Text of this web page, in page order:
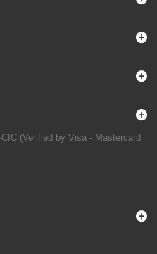
(Verified by Visa - Mastercard